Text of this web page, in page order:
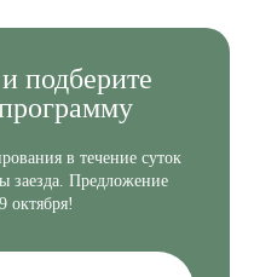
подберите
в течение суток
заезда. Предложение
октября!